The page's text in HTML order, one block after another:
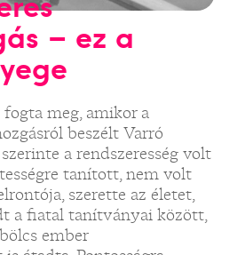
– ez a
meg, amikor a
beszélt Varró
a rendszeresség volt
tanított, nem volt
szerette az életet,
a fiatal tanítványai között,
ember